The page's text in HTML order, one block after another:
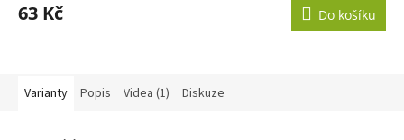
63 Kč Do košíku
Varianty Popis Videa (1) Diskuze